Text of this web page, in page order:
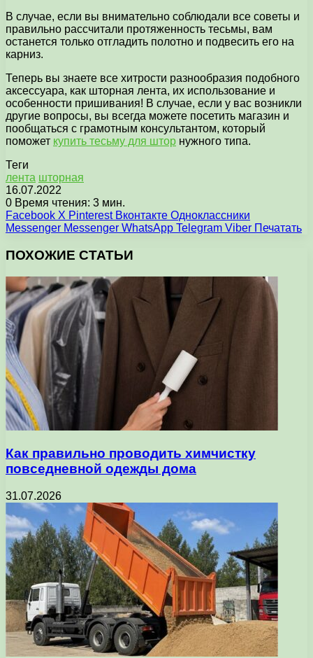
В случае, если вы внимательно соблюдали все советы и
правильно рассчитали протяженность тесьмы, вам
останется только отгладить полотно и подвесить его на
карниз.
Теперь вы знаете все хитрости разнообразия подобного
аксессуара, как шторная лента, их использование и
особенности пришивания! В случае, если у вас возникли
другие вопросы, вы всегда можете посетить магазин и
пообщаться с грамотным консультантом, который
поможет купить тесьму для штор нужного типа.
Теги
лента шторная
16.07.2022
0 Время чтения: 3 мин.
Facebook X Pinterest Вконтакте Одноклассники
Messenger Messenger WhatsApp Telegram Viber Печатать
ПОХОЖИЕ СТАТЬИ
Как правильно проводить химчистку
повседневной одежды дома
31.07.2026